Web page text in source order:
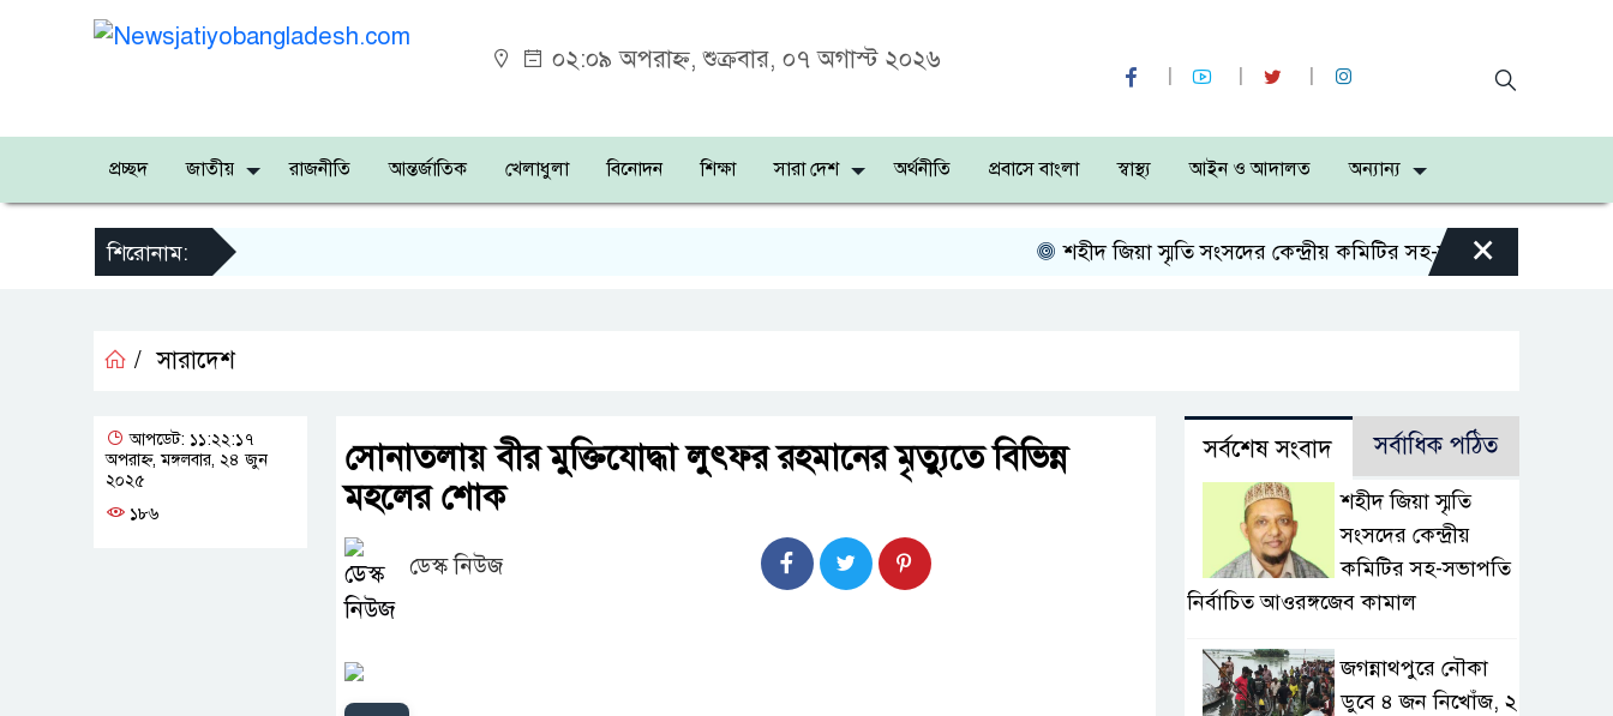
০২:০৯ অপরাহ্ন, শুক্রবার, ০৭ অগাস্ট ২০২৬
প্রচ্ছদ জাতীয় রাজনীতি আন্তর্জাতিক খেলাধুলা বিনোদন শিক্ষা সারা দেশ অর্থনীতি প্রবাসে বাংলা স্বাস্থ্য আইন ও আদালত অন্যান্য
শিরোনাম: শহীদ জিয়া স্মৃতি সংসদের কেন্দ্রীয় কমিটির সহ-সভাপতি নির্বাচিত
×
/ সারাদেশ
সোনাতলায় বীর মুক্তিযোদ্ধা লুৎফর রহমানের মৃত্যুতে বিভিন্ন
মহলের শোক
ডেস্ক নিউজ
আপডেট: ১১:২২:১৭
অপরাহ্ন, মঙ্গলবার, ২৪ জুন
২০২৫
১৮৬
সর্বশেষ সংবাদ সর্বাধিক পঠিত
শহীদ জিয়া স্মৃতি
সংসদের কেন্দ্রীয়
কমিটির সহ-সভাপতি
নির্বাচিত আওরঙ্গজেব কামাল
জগন্নাথপুরে নৌকা
ডুবে ৪ জন নিখোঁজ, ২